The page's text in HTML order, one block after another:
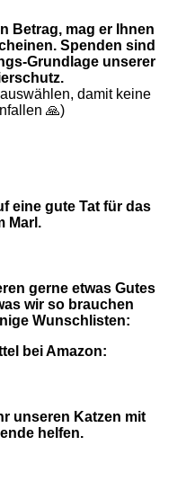
Betrag, mag er Ihnen
Spenden sind
Grundlage unserer
damit keine
🙏)
eine gute Tat für das
Marl.
gerne etwas Gutes
wir so brauchen
Wunschlisten:
bei Amazon:
unseren Katzen mit
helfen.